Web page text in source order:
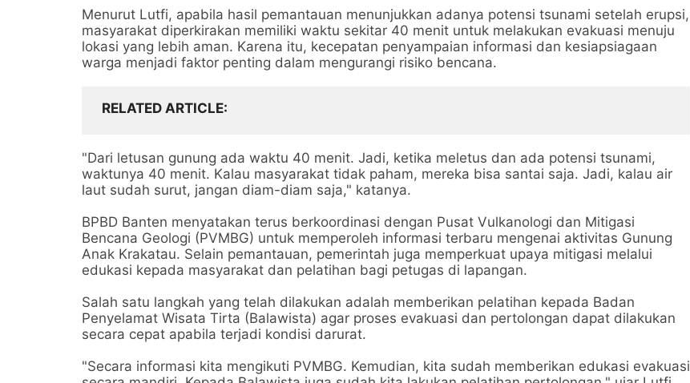
Menurut Lutfi, apabila hasil pemantauan menunjukkan adanya potensi tsunami setelah erupsi,
masyarakat diperkirakan memiliki waktu sekitar 40 menit untuk melakukan evakuasi menuju
lokasi yang lebih aman. Karena itu, kecepatan penyampaian informasi dan kesiapsiagaan
warga menjadi faktor penting dalam mengurangi risiko bencana.
RELATED ARTICLE
"Dari letusan gunung ada waktu 40 menit. Jadi, ketika meletus dan ada potensi tsunami,
waktunya 40 menit. Kalau masyarakat tidak paham, mereka bisa santai saja. Jadi, kalau air
laut sudah surut, jangan diam-diam saja," katanya.
BPBD Banten menyatakan terus berkoordinasi dengan Pusat Vulkanologi dan Mitigasi
Bencana Geologi (PVMBG) untuk memperoleh informasi terbaru mengenai aktivitas Gunung
Anak Krakatau. Selain pemantauan, pemerintah juga memperkuat upaya mitigasi melalui
edukasi kepada masyarakat dan pelatihan bagi petugas di lapangan.
Salah satu langkah yang telah dilakukan adalah memberikan pelatihan kepada Badan
Penyelamat Wisata Tirta (Balawista) agar proses evakuasi dan pertolongan dapat dilakukan
secara cepat apabila terjadi kondisi darurat.
"Secara informasi kita mengikuti PVMBG. Kemudian, kita sudah memberikan edukasi evakuasi